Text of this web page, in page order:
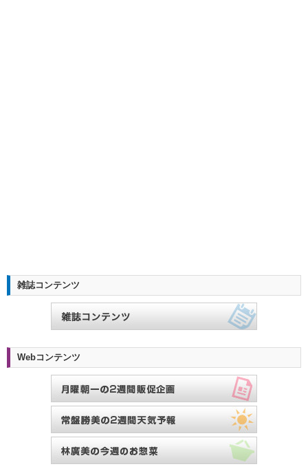
雑誌コンテンツ
Webコンテンツ